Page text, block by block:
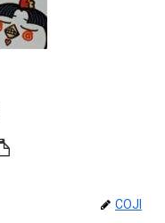
COJI